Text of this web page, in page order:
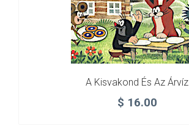
A Kisvakond És Az Árvíz
$ 16.00